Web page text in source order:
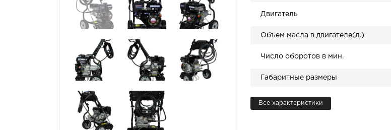
Двигатель
Объем масла в двигателе(л.)
Число оборотов в мин.
Габаритные размеры
Все характеристики